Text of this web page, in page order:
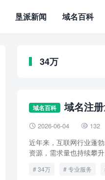
垦派新闻 域名百科
34万
域名百科 域名注
 2026-06-04  132
近年来，互联网行业蓬
资源，需求量也持续攀
34万 专业服务